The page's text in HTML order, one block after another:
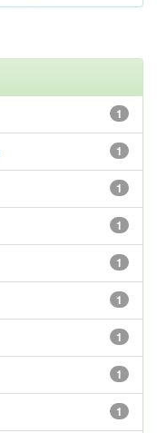
1
1
1
1
1
1
1
1
1